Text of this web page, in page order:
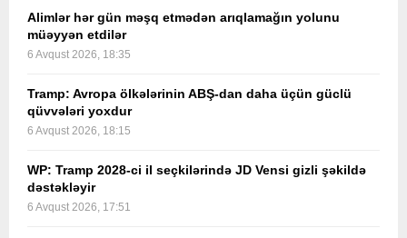
Alimlər hər gün məşq etmədən arıqlamağın yolunu
müəyyən etdilər
6 Avqust 2026, 18:35
Tramp: Avropa ölkələrinin ABŞ-dan daha üçün güclü
qüvvələri yoxdur
6 Avqust 2026, 18:15
WP: Tramp 2028-ci il seçkilərində JD Vensi gizli şəkildə
dəstəkləyir
6 Avqust 2026, 17:51